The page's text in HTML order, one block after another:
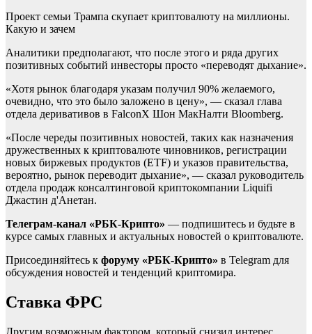
Проект семьи Трампа скупает криптовалюту на миллионы.
Какую и зачем
Аналитики предполагают, что после этого и ряда других
позитивных событий инвесторы просто «переводят дыхание».
«Хотя рынок благодаря указам получил 90% желаемого,
очевидно, что это было заложено в цену», — сказал глава
отдела деривативов в FalconX Шон МакНалти Bloomberg.
«После череды позитивных новостей, таких как назначения
дружественных к криптовалюте чиновников, регистрации
новых биржевых продуктов (ETF) и указов правительства,
вероятно, рынок переводит дыхание», — сказал руководитель
отдела продаж консалтинговой криптокомпании Liquifi
Джастин д'Анетан.
Телеграм-канал «РБК-Крипто» — подпишитесь и будьте в
курсе самых главных и актуальных новостей о криптовалюте.
Присоединяйтесь к форуму «РБК-Крипто» в Telegram для
обсуждения новостей и тенденций криптомира.
Ставка ФРС
Другим возможным фактором, который снизил интерес